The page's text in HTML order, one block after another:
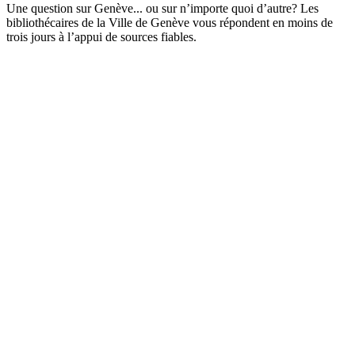
Une question sur Genève... ou sur n’importe quoi d’autre? Les
bibliothécaires de la Ville de Genève vous répondent en moins de
trois jours à l’appui de sources fiables.